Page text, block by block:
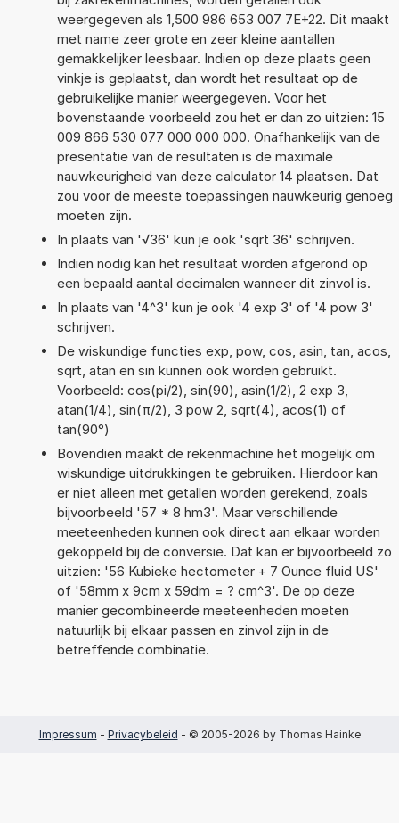
weergegeven als 1,500 986 653 007 7E+22. Dit maakt
met name zeer grote en zeer kleine aantallen
gemakkelijker leesbaar. Indien op deze plaats geen
vinkje is geplaatst, dan wordt het resultaat op de
gebruikelijke manier weergegeven. Voor het
bovenstaande voorbeeld zou het er dan zo uitzien: 15
009 866 530 077 000 000 000. Onafhankelijk van de
presentatie van de resultaten is de maximale
nauwkeurigheid van deze calculator 14 plaatsen. Dat
zou voor de meeste toepassingen nauwkeurig genoeg
moeten zijn.
In plaats van '√36' kun je ook 'sqrt 36' schrijven.
Indien nodig kan het resultaat worden afgerond op
een bepaald aantal decimalen wanneer dit zinvol is.
In plaats van '4^3' kun je ook '4 exp 3' of '4 pow 3'
schrijven.
De wiskundige functies exp, pow, cos, asin, tan, acos,
sqrt, atan en sin kunnen ook worden gebruikt.
Voorbeeld: cos(pi/2), sin(90), asin(1/2), 2 exp 3,
atan(1/4), sin(π/2), 3 pow 2, sqrt(4), acos(1) of
tan(90°)
Bovendien maakt de rekenmachine het mogelijk om
wiskundige uitdrukkingen te gebruiken. Hierdoor kan
er niet alleen met getallen worden gerekend, zoals
bijvoorbeeld '57 * 8 hm3'. Maar verschillende
meeteenheden kunnen ook direct aan elkaar worden
gekoppeld bij de conversie. Dat kan er bijvoorbeeld zo
uitzien: '56 Kubieke hectometer + 7 Ounce fluid US'
of '58mm x 9cm x 59dm = ? cm^3'. De op deze
manier gecombineerde meeteenheden moeten
natuurlijk bij elkaar passen en zinvol zijn in de
betreffende combinatie.
Impressum - Privacybeleid - © 2005-2026 by Thomas Hainke